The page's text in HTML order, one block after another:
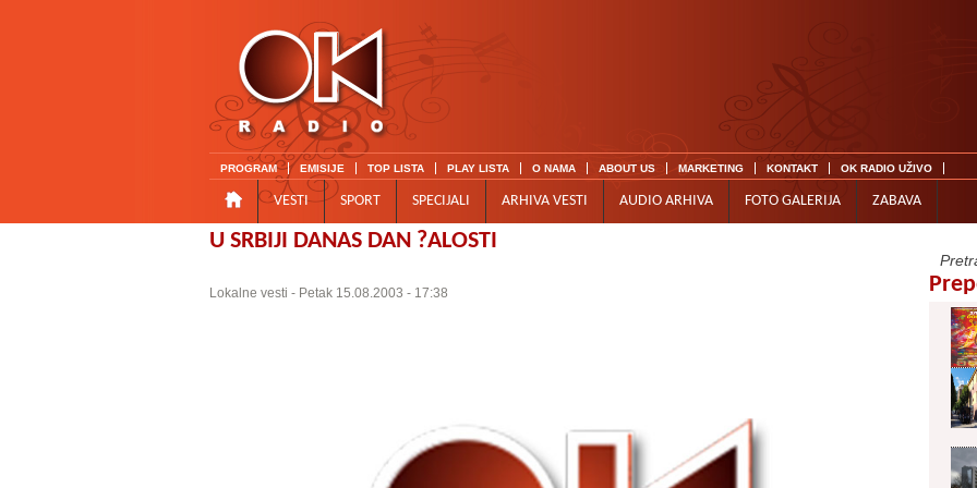
PROGRAM EMISIJE TOP LISTA PLAY LISTA O NAMA ABOUT US MARKETING KONTAKT OK RADIO UŽIVO
VESTI SPORT SPECIJALI ARHIVA VESTI AUDIO ARHIVA FOTO GALERIJA ZABAVA
U SRBIJI DANAS DAN ?ALOSTI
Lokalne vesti - Petak 15.08.2003 - 17:38